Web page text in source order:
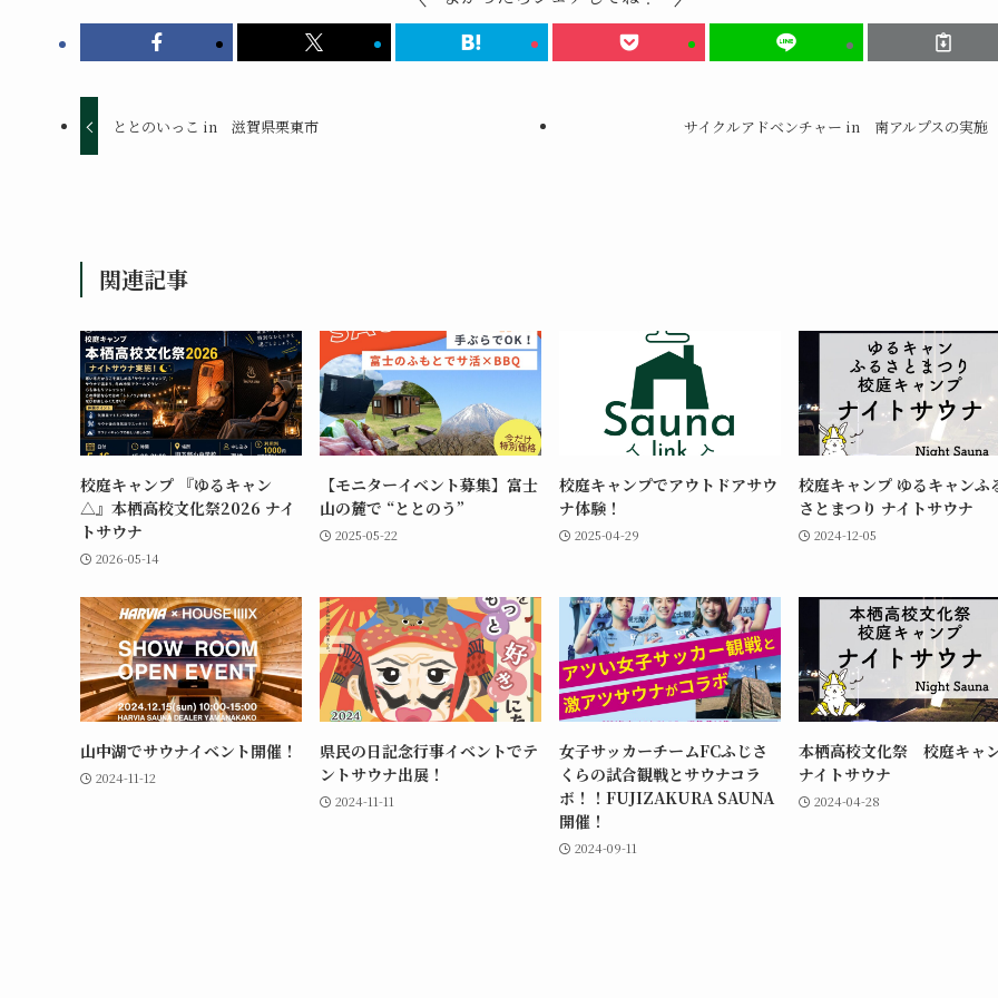
ととのいっこ in 滋賀県栗東市 サイクルアドベンチャー in 南アルプスの実施
関連記事
校庭キャンプ 『ゆるキャン
△』本栖高校文化祭2026 ナイ
トサウナ
2026-05-14
【モニターイベント募集】富士
山の麓で “ととのう”
2025-05-22
校庭キャンプでアウトドアサウ
ナ体験！
2025-04-29
校庭キャンプ ゆるキャンふ
さとまつり ナイトサウナ
2024-12-05
山中湖でサウナイベント開催！
2024-11-12
県民の日記念行事イベントでテ
ントサウナ出展！
2024-11-11
女子サッカーチームFCふじさ
くらの試合観戦とサウナコラ
ボ！！FUJIZAKURA SAUNA
開催！
2024-09-11
本栖高校文化祭 校庭キャ
ナイトサウナ
2024-04-28